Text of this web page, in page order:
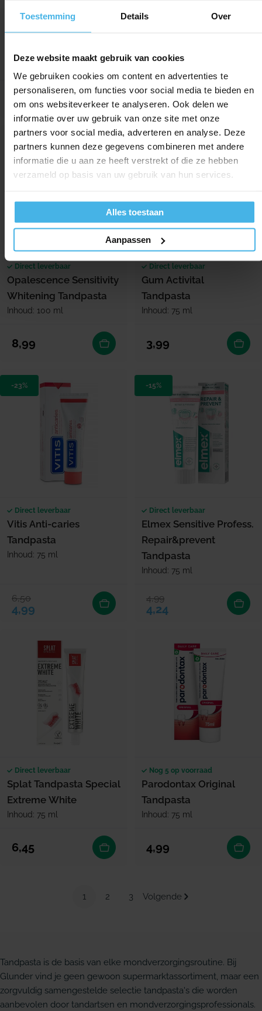
Toestemming Details Over
Deze website maakt gebruik van cookies
We gebruiken cookies om content en advertenties te
personaliseren, om functies voor social media te bieden en
om ons websiteverkeer te analyseren. Ook delen we
informatie over uw gebruik van onze site met onze
partners voor social media, adverteren en analyse. Deze
partners kunnen deze gegevens combineren met andere
informatie die u aan ze heeft verstrekt of die ze hebben
verzameld op basis van uw gebruik van hun services.
Alles toestaan
Aanpassen
Vitis Orthodontic
Tandpasta
Verkoopprijs
4,85
Normale prijs
6,45
Professional Biocalcium
Normale prijs
4,95
Direct leverbaar
Opalescence Sensitivity
Whitening Tandpasta
Inhoud: 100 ml
Normale prijs
8,99
Direct leverbaar
Gum Activital
Tandpasta
Inhoud: 75 ml
Normale prijs
3,99
-23%
Direct leverbaar
Vitis Anti-caries
Tandpasta
Inhoud: 75 ml
Verkoopprijs
4,99
Normale prijs
6,50
-15%
Direct leverbaar
Elmex Sensitive Profess.
Repair&prevent
Tandpasta
Inhoud: 75 ml
Verkoopprijs
4,24
Normale prijs
4,99
Direct leverbaar
Splat Tandpasta Special
Extreme White
Inhoud: 75 ml
Normale prijs
6,45
Nog 5 op voorraad
Parodontax Original
Tandpasta
Inhoud: 75 ml
Normale prijs
4,99
1 2 3 Volgende
Tandpasta is de basis van elke mondverzorgingsroutine. Bij
Glunder vind je geen gewoon supermarktassortiment, maar een
zorgvuldig samengestelde selectie tandpasta's die worden
aanbevolen door tandartsen en mondverzorgingsprofessionals.